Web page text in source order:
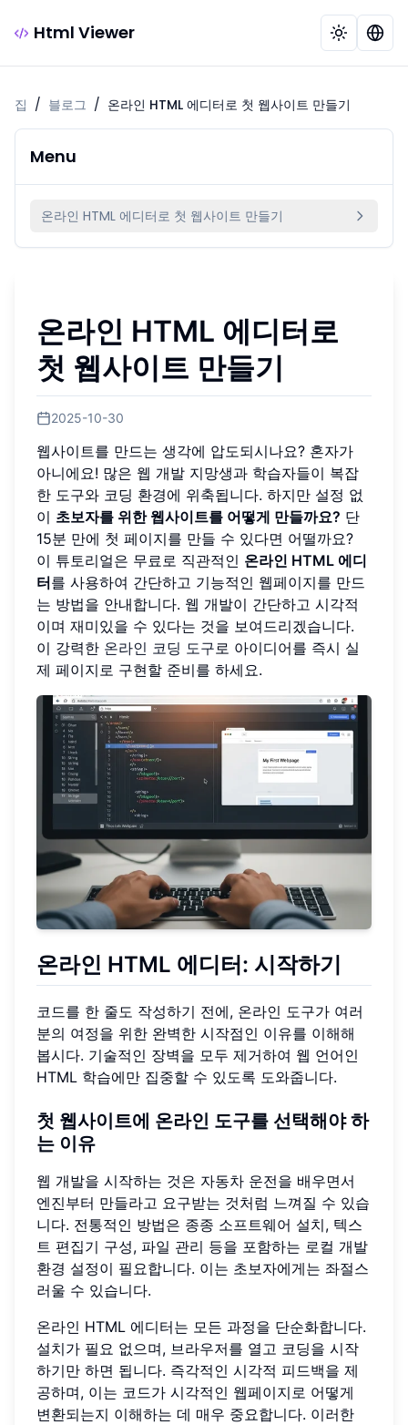
Html Viewer
집 / 블로그 / 온라인 HTML 에디터로 첫 웹사이트 만들기
Menu
온라인 HTML 에디터로 첫 웹사이트 만들기
온라인 HTML 에디터로
첫 웹사이트 만들기
2025-10-30
웹사이트를 만드는 생각에 압도되시나요? 혼자가
아니에요! 많은 웹 개발 지망생과 학습자들이 복잡
한 도구와 코딩 환경에 위축됩니다. 하지만 설정 없
이 초보자를 위한 웹사이트를 어떻게 만들까요? 단
15분 만에 첫 페이지를 만들 수 있다면 어떨까요?
이 튜토리얼은 무료로 직관적인 온라인 HTML 에디
터를 사용하여 간단하고 기능적인 웹페이지를 만드
는 방법을 안내합니다. 웹 개발이 간단하고 시각적
이며 재미있을 수 있다는 것을 보여드리겠습니다.
이 강력한 온라인 코딩 도구로 아이디어를 즉시 실
제 페이지로 구현할 준비를 하세요.
온라인 HTML 에디터: 시작하기
코드를 한 줄도 작성하기 전에, 온라인 도구가 여러
분의 여정을 위한 완벽한 시작점인 이유를 이해해
봅시다. 기술적인 장벽을 모두 제거하여 웹 언어인
HTML 학습에만 집중할 수 있도록 도와줍니다.
첫 웹사이트에 온라인 도구를 선택해야 하
는 이유
웹 개발을 시작하는 것은 자동차 운전을 배우면서
엔진부터 만들라고 요구받는 것처럼 느껴질 수 있습
니다. 전통적인 방법은 종종 소프트웨어 설치, 텍스
트 편집기 구성, 파일 관리 등을 포함하는 로컬 개발
환경 설정이 필요합니다. 이는 초보자에게는 좌절스
러울 수 있습니다.
온라인 HTML 에디터는 모든 과정을 단순화합니다.
설치가 필요 없으며, 브라우저를 열고 코딩을 시작
하기만 하면 됩니다. 즉각적인 시각적 피드백을 제
공하며, 이는 코드가 시각적인 웹페이지로 어떻게
변환되는지 이해하는 데 매우 중요합니다. 이러한